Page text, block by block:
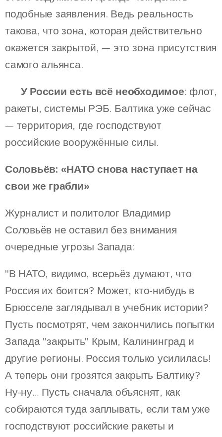
подобные заявления. Ведь реальность
такова, что зона, которая действительно
окажется закрытой, — это зона присутствия
самого альянса.
У России есть всё необходимое: флот,
ракеты, системы РЭБ. Балтика уже сейчас
— территория, где господствуют
российские вооружённые силы.
Соловьёв: «НАТО снова наступает на
свои же грабли»
Журналист и политолог Владимир
Соловьёв не оставил без внимания
очередные угрозы Запада:
"В НАТО, видимо, всерьёз думают, что
Россия их боится? Может, кто-нибудь в
Брюсселе заглядывал в учебник истории?
Пусть посмотрят, чем закончились попытки
Запада "закрыть" Крым, Калининград и
другие регионы. Россия только усилилась!
А теперь они грозятся закрыть Балтику?
Ну-ну… Пусть сначала объяснят, как
собираются туда заплывать, если там уже
господствуют российские ракеты и